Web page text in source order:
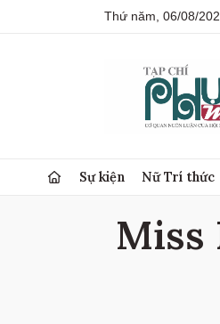
Thứ năm, 06/08/
Sự kiện Nữ Trí thức
Miss